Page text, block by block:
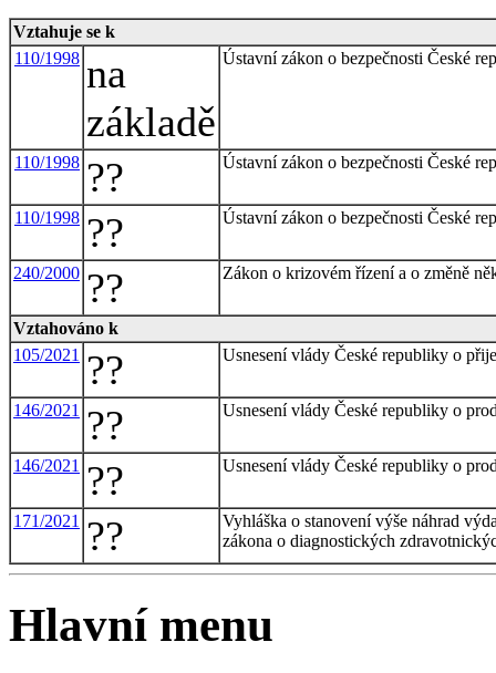
Vztahuje se k
110/1998 na
základě
Ústavní zákon o bezpečnosti České
110/1998 ?? Ústavní zákon o bezpečnosti České
110/1998 ?? Ústavní zákon o bezpečnosti České
240/2000 ?? Zákon o krizovém řízení a o změně
Vztahováno k
105/2021
?? Usnesení vlády České republiky o
146/2021 ?? Usnesení vlády České republiky o
146/2021 ?? Usnesení vlády České republiky o
171/2021 ??
Vyhláška o stanovení výše náhrad
zákona o diagnostických
Hlavní menu